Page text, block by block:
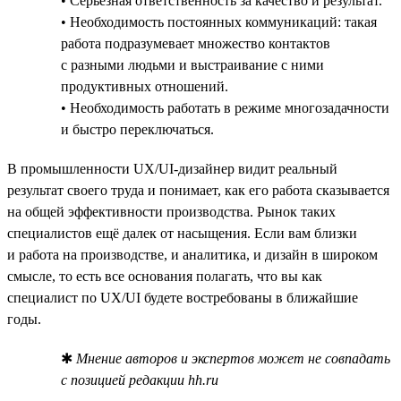
• Необходимость постоянных коммуникаций: такая
работа подразумевает множество контактов
с разными людьми и выстраивание с ними
продуктивных отношений.
• Необходимость работать в режиме многозадачности
и быстро переключаться.
В промышленности UX/UI-дизайнер видит реальный
результат своего труда и понимает, как его работа сказывается
на общей эффективности производства. Рынок таких
специалистов ещё далек от насыщения. Если вам близки
и работа на производстве, и аналитика, и дизайн в широком
смысле, то есть все основания полагать, что вы как
специалист по UX/UI будете востребованы в ближайшие
годы.
✱ Мнение авторов и экспертов может не совпадать
с позицией редакции hh.ru